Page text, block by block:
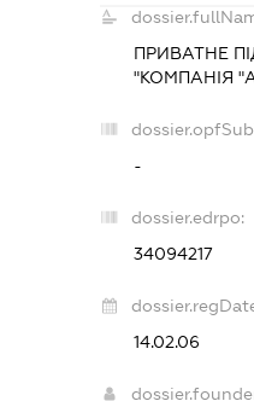
ПРИВАТНЕ
"КОМПАНІЯ
-
dossier.edrpo:
34094217
14.02.06